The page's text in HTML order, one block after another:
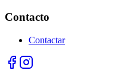
Contacto
Contactar